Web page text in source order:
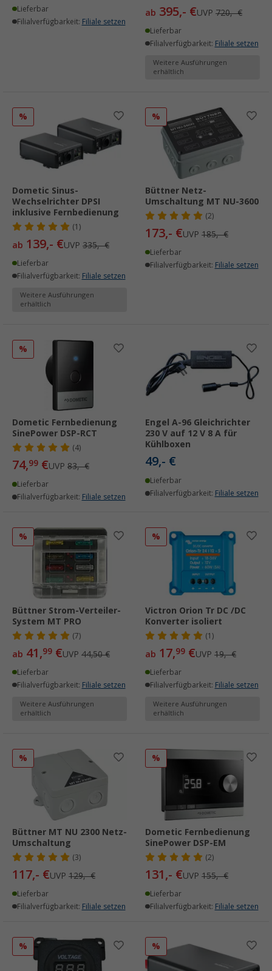
Lieferbar
Filialverfügbarkeit: Filiale setzen
ab 395,- €UVP 720,- €
Lieferbar
Filialverfügbarkeit: Filiale setzen
Weitere Ausführungen
erhältlich
%
Dometic Sinus-
Wechselrichter DPSI
inklusive Fernbedienung
(1)
ab 139,- €UVP 335,- €
Lieferbar
Filialverfügbarkeit: Filiale setzen
Weitere Ausführungen
erhältlich
%
Büttner Netz-
Umschaltung MT NU-3600
(2)
173,- €UVP 185,- €
Lieferbar
Filialverfügbarkeit: Filiale setzen
%
Dometic Fernbedienung
SinePower DSP-RCT
(4)
74,99 €UVP 83,- €
Lieferbar
Filialverfügbarkeit: Filiale setzen
Engel A-96 Gleichrichter
230 V auf 12 V 8 A für
Kühlboxen
49,- €
Lieferbar
Filialverfügbarkeit: Filiale setzen
%
Büttner Strom-Verteiler-
System MT PRO
(7)
ab 41,99 €UVP 44,50 €
Lieferbar
Filialverfügbarkeit: Filiale setzen
Weitere Ausführungen
erhältlich
%
Victron Orion Tr DC /DC
Konverter isoliert
(1)
ab 17,99 €UVP 19,- €
Lieferbar
Filialverfügbarkeit: Filiale setzen
Weitere Ausführungen
erhältlich
%
Büttner MT NU 2300 Netz-
Umschaltung
(3)
117,- €UVP 129,- €
Lieferbar
Filialverfügbarkeit: Filiale setzen
%
Dometic Fernbedienung
SinePower DSP-EM
(2)
131,- €UVP 155,- €
Lieferbar
Filialverfügbarkeit: Filiale setzen
% %